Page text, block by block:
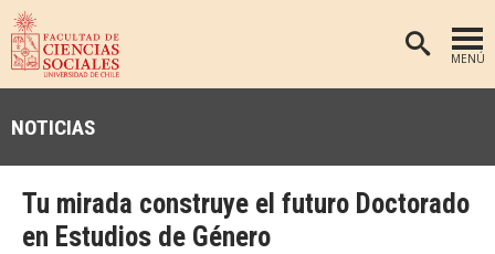
MENÚ
DEPARTAMENTOS
ANTROPOLOGÍA
PREGRADO
NOTICIAS
Tu mirada construye el futuro Doctorado
en Estudios de Género